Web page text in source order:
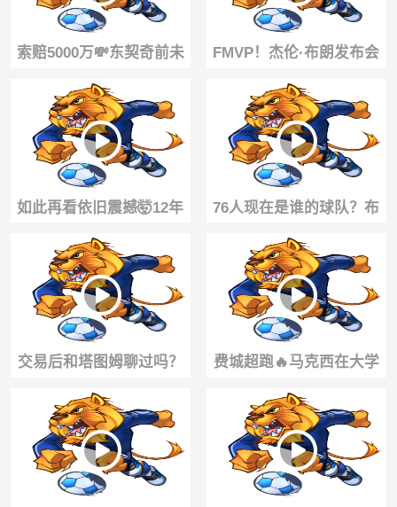
索赔5000万💸东契奇前未
婚妻再度起诉！还想减少
前者监护权
FMVP！杰伦·布朗发布会
举起自己的7号76人球衣！
如此再看依旧震撼🤯12年
前6尺2寸奎·帕克的炸扣引
爆全网！
76人现在是谁的球队？布
朗高情商回应 并强调很期
待向老詹学习
交易后和塔图姆聊过吗？
布朗：基本没有，我对他
只有尊重
费城超跑🔥马克西在大学
时就已经是个狠角色了！